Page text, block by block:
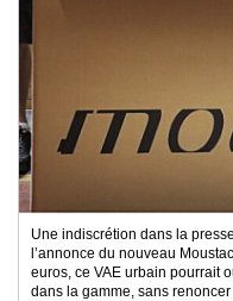
Une indiscrétion dans la
l’annonce du nouveau
euros, ce VAE urbain pourrait
dans la gamme, sans